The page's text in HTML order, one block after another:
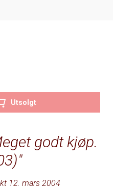
godt kjøp.
12. mars 2004
Utsolgt